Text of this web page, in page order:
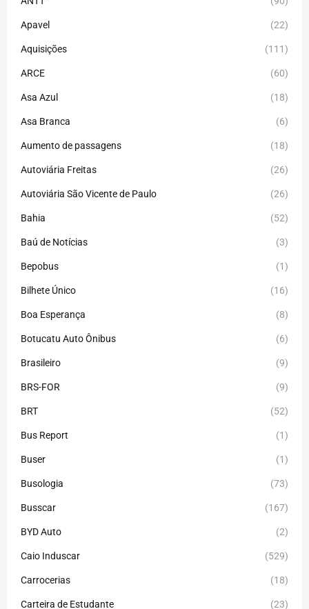
Apavel (22)
Aquisições (111)
ARCE (60)
Asa Azul (18)
Asa Branca (6)
Aumento de passagens (18)
Autoviária Freitas (26)
Autoviária São Vicente de Paulo (26)
Bahia (52)
Baú de Notícias (3)
Bepobus (1)
Bilhete Único (16)
Boa Esperança (8)
Botucatu Auto Ônibus (6)
Brasileiro (9)
BRS-FOR (9)
BRT (52)
Bus Report (1)
Buser (1)
Busologia (73)
Busscar (167)
BYD Auto (2)
Caio Induscar (529)
Carrocerias (18)
Carteira de Estudante (23)